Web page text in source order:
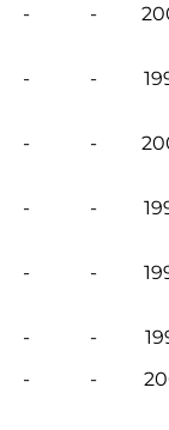
- -
- -
- -
- -
- -
- -
- -